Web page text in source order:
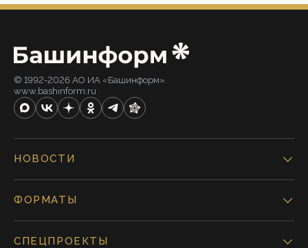
© 1992-2026 АО ИА «Башинформ».
www.bashinform.ru
НОВОСТИ
ФОРМАТЫ
СПЕЦПРОЕКТЫ